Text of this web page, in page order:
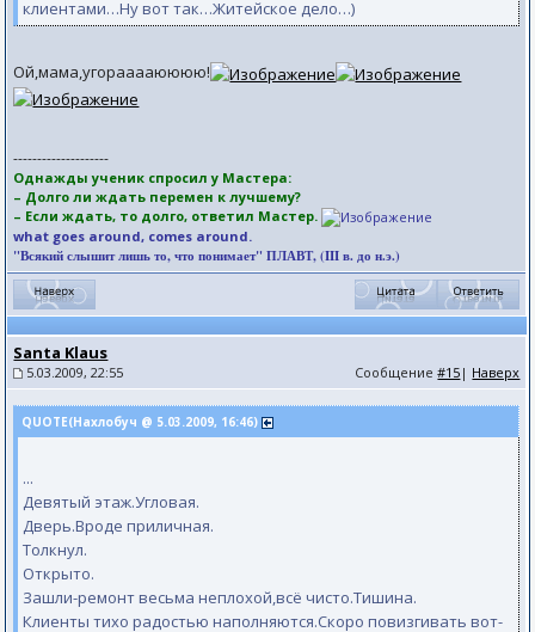
клиентами…Ну вот так…Житейское дело…)
Ой,мама,угорааааюююю!
--------------------
Однажды ученик спросил у Мастера:
– Долго ли ждать перемен к лучшему?
– Если ждать, то долго, ответил Мастер.
what goes around, comes around.
"Всякий слышит лишь то, что понимает" ПЛАВТ, (III в. до н.э.)
Santa Klaus
5.03.2009, 22:55 Сообщение#15 | Наверх
QUOTE(Нахлобуч @ 5.03.2009, 16:46)
...
Девятый этаж.Угловая.
Дверь.Вроде приличная.
Толкнул.
Открыто.
Зашли-ремонт весьма неплохой,всё чисто.Тишина.
Клиенты тихо радостью наполняются.Скоро повизгивать вот-